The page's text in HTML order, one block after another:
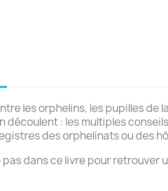
les orphelins, les pupilles de
découlent : les multiples
des orphelinats ou des
pas dans ce livre pour